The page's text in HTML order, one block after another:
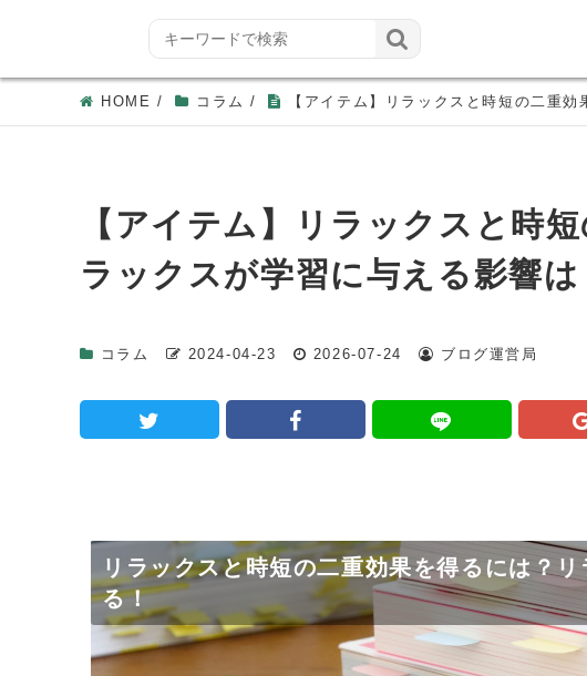

HOME / コラム / 【アイテム】リラックスと時短の二重
【アイテム】リラックスと時
ラックスが学習に与える影響は
コラム 2024-04-23 2026-07-24 ブログ運営局
リラックスと時短の二重効果を得るには？
る！